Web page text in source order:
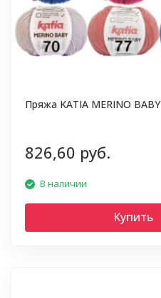
Пряжа KATIA MERINO BABY
826,60 руб.
В наличии
Купить